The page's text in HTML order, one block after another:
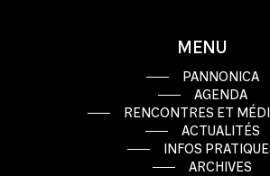
MENU
PANNONICA
AGENDA
RENCONTRES ET
ACTUALITÉS
INFOS
ARCHIVES